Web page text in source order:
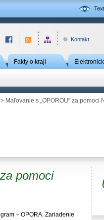
Kontakt
Fakty o kraji
> Maľovanie s „OPOROU“ za pomoci
pomoci
– OPORA. Zariadenie